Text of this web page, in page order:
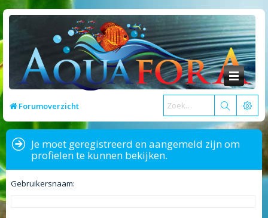
Forumoverzicht
Je moet geregistreerd en aangemeld zijn om
profielen te kunnen bekijken.
Gebruikersnaam: